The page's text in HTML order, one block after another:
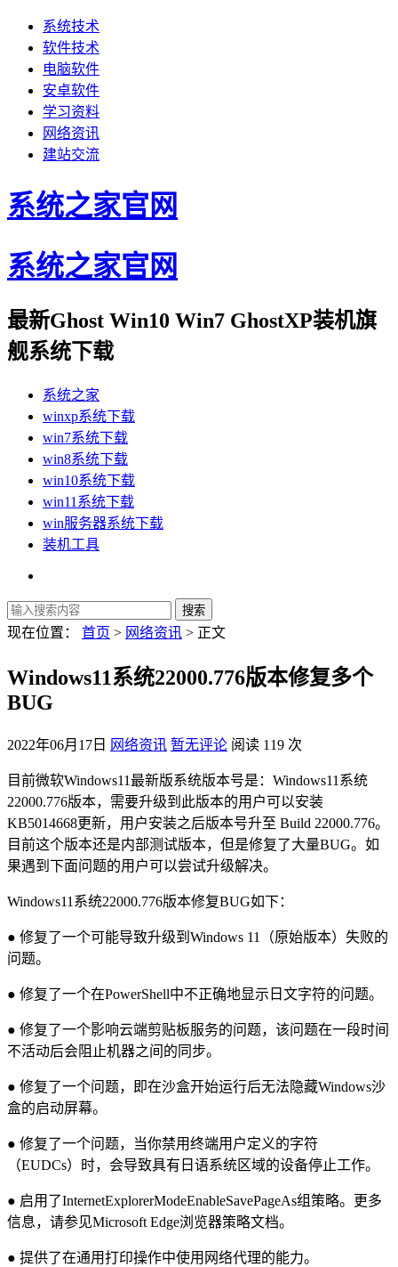
系统技术
软件技术
电脑软件
安卓软件
学习资料
网络资讯
建站交流
系统之家官网
系统之家官网
最新Ghost Win10 Win7 GhostXP装机旗
舰系统下载
系统之家
winxp系统下载
win7系统下载
win8系统下载
win10系统下载
win11系统下载
win服务器系统下载
装机工具
现在位置： 首页 > 网络资讯 > 正文
Windows11系统22000.776版本修复多个
BUG
2022年06月17日 网络资讯 暂无评论 阅读 119 次
目前微软Windows11最新版系统版本号是：Windows11系统
22000.776版本，需要升级到此版本的用户可以安装
KB5014668更新，用户安装之后版本号升至 Build 22000.776。
目前这个版本还是内部测试版本，但是修复了大量BUG。如
果遇到下面问题的用户可以尝试升级解决。
Windows11系统22000.776版本修复BUG如下：
● 修复了一个可能导致升级到Windows 11（原始版本）失败的
问题。
● 修复了一个在PowerShell中不正确地显示日文字符的问题。
● 修复了一个影响云端剪贴板服务的问题，该问题在一段时间
不活动后会阻止机器之间的同步。
● 修复了一个问题，即在沙盒开始运行后无法隐藏Windows沙
盒的启动屏幕。
● 修复了一个问题，当你禁用终端用户定义的字符
（EUDCs）时，会导致具有日语系统区域的设备停止工作。
● 启用了InternetExplorerModeEnableSavePageAs组策略。更多
信息，请参见Microsoft Edge浏览器策略文档。
● 提供了在通用打印操作中使用网络代理的能力。